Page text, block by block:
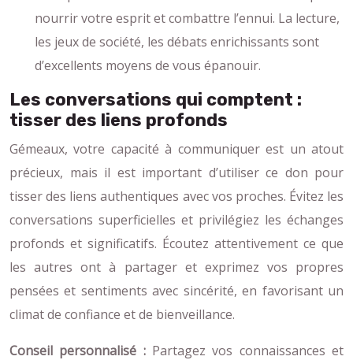
nourrir votre esprit et combattre l’ennui. La lecture,
les jeux de société, les débats enrichissants sont
d’excellents moyens de vous épanouir.
Les conversations qui comptent :
tisser des liens profonds
Gémeaux, votre capacité à communiquer est un atout
précieux, mais il est important d’utiliser ce don pour
tisser des liens authentiques avec vos proches. Évitez les
conversations superficielles et privilégiez les échanges
profonds et significatifs. Écoutez attentivement ce que
les autres ont à partager et exprimez vos propres
pensées et sentiments avec sincérité, en favorisant un
climat de confiance et de bienveillance.
Conseil personnalisé : Partagez vos connaissances et